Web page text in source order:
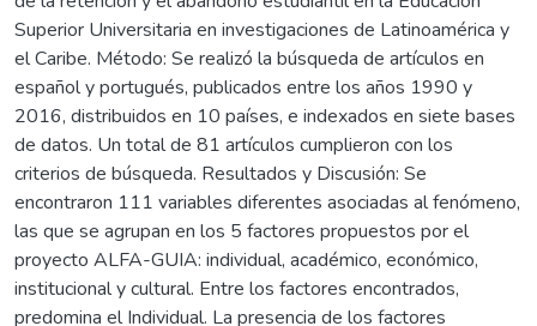
Superior Universitaria en investigaciones de Latinoamérica y
el Caribe. Método: Se realizó la búsqueda de artículos en
español y portugués, publicados entre los años 1990 y
2016, distribuidos en 10 países, e indexados en siete bases
de datos. Un total de 81 artículos cumplieron con los
criterios de búsqueda. Resultados y Discusión: Se
encontraron 111 variables diferentes asociadas al fenómeno,
las que se agrupan en los 5 factores propuestos por el
proyecto ALFA-GUIA: individual, académico, económico,
institucional y cultural. Entre los factores encontrados,
predomina el Individual. La presencia de los factores